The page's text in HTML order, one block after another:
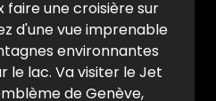
faire une croisière sur
d'une vue imprenable
environnantes
le lac. Va visiter le Jet
de Genève,